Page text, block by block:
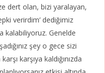
dert olan, bizi yaralayan,
verirdim’ dediğimiz
kalabiliyoruz. Genelde
şey o gece sizi
karşıya kaldığınızda